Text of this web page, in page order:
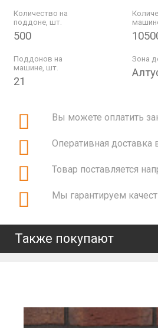
Количество на
поддоне, шт.
500
Поддонов на
машине, шт.
21
Зона
Вы можете оплатить
Оперативная доставка
Товар поставляется
Мы гарантируем
Также покупают